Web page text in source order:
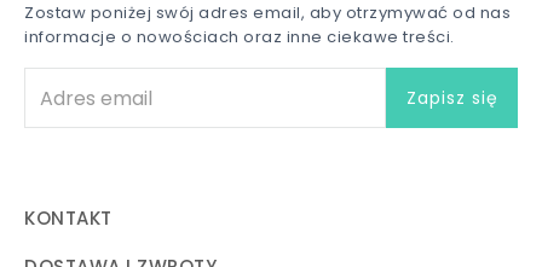
Zostaw poniżej swój adres email, aby otrzymywać od nas
informacje o nowościach oraz inne ciekawe treści.
KONTAKT